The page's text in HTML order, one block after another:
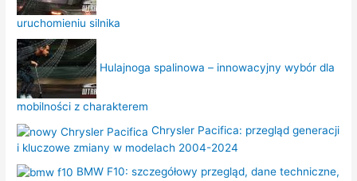
uruchomieniu silnika
Hulajnoga spalinowa – innowacyjny wybór dla
mobilności z charakterem
Chrysler Pacifica: przegląd generacji
i kluczowe zmiany w modelach 2004-2024
BMW F10: szczegółowy przegląd, dane techniczne,